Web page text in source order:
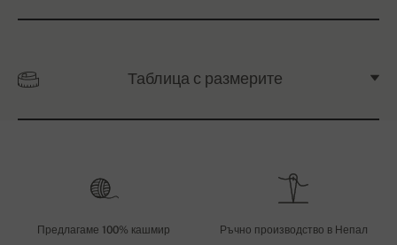
Таблица с размерите
Предлагаме 100% кашмир Ръчно производство в Непал